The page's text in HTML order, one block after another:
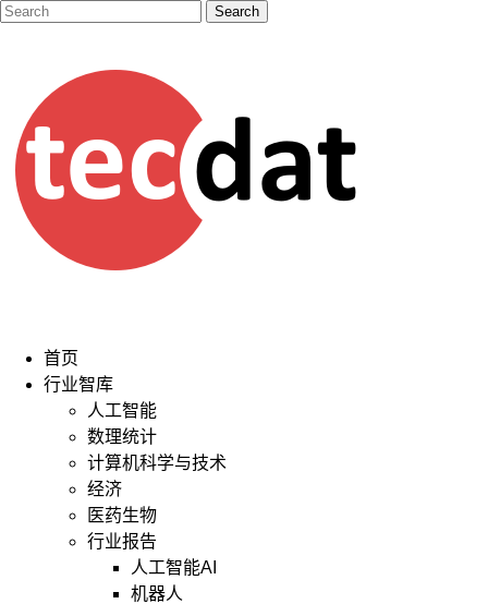
首页
行业智库
人工智能
数理统计
计算机科学与技术
经济
医药生物
行业报告
人工智能AI
机器人